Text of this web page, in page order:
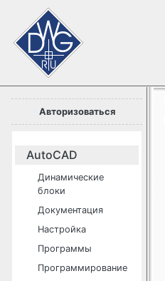
Авторизоваться
AutoCAD
Динамические
блоки
Документация
Настройка
Программы
Программирование